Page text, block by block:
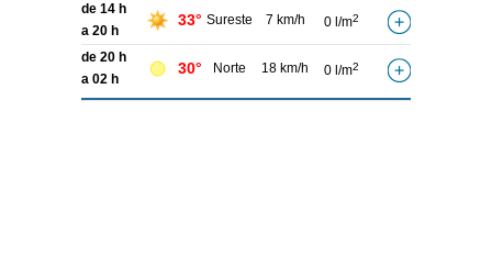
de 14 h
a 20 h
33° Sureste 7 km/h 0 l/m2
de 20 h
a 02 h
30° Norte 18 km/h 0 l/m2